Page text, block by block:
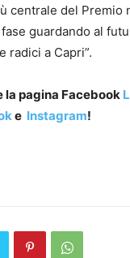
centrale del Premio
guardando al
radici a Capri”.
la pagina Facebook
e Instagram!